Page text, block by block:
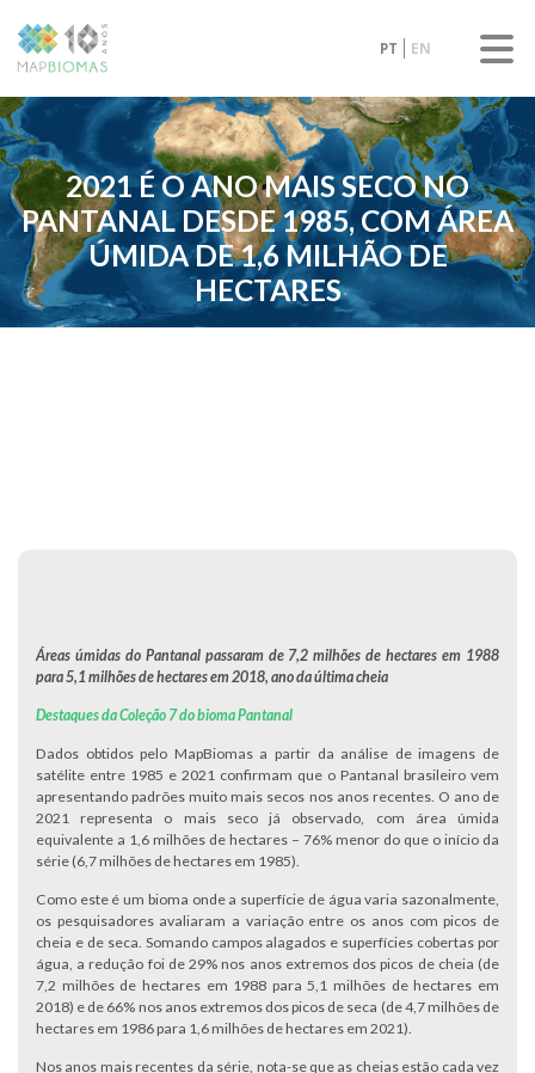
PT EN
2021 É O ANO MAIS SECO NO
PANTANAL DESDE 1985, COM ÁREA
ÚMIDA DE 1,6 MILHÃO DE
HECTARES
Áreas úmidas do Pantanal passaram de 7,2 milhões de hectaresem 1988
para 5,1 milhões de hectares em 2018, ano da última cheia
Destaques da Coleção 7 do bioma Pantanal
Dados obtidos pelo MapBiomas a partir da análise de imagens de
satélite entre 1985 e 2021 confirmam que o Pantanal brasileiro vem
apresentando padrões muito mais secos nos anos recentes. O ano de
2021 representa o mais seco já observado, com área úmida
equivalente a 1,6 milhões de hectares – 76% menor do que o início da
série (6,7 milhões de hectares em 1985).
Como este é um bioma onde a superfície de água varia sazonalmente,
os pesquisadores avaliaram a variação entre os anos com picos de
cheia e de seca. Somando campos alagados e superfícies cobertas por
água, a redução foi de 29% nos anos extremos dos picos de cheia (de
7,2 milhões de hectares em 1988 para 5,1 milhões de hectares em
2018) e de 66% nos anos extremos dos picos de seca (de 4,7 milhões de
hectares em 1986 para 1,6 milhões de hectares em 2021).
Nos anos mais recentes da série, nota-se que as cheias estão cada vez